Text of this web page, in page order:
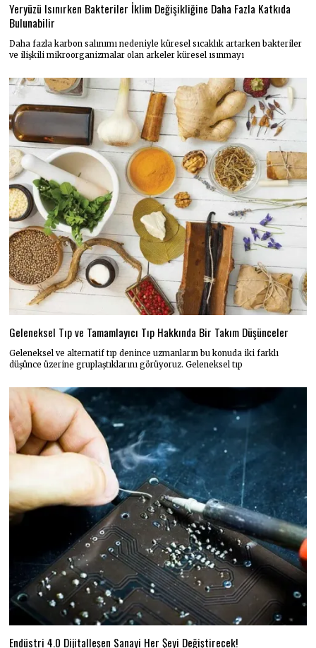
Yeryüzü Isınırken Bakteriler İklim Değişikliğine Daha Fazla Katkıda
Bulunabilir
Daha fazla karbon salınımı nedeniyle küresel sıcaklık artarken bakteriler
ve ilişkili mikroorganizmalar olan arkeler küresel ısınmayı
Geleneksel Tıp ve Tamamlayıcı Tıp Hakkında Bir Takım Düşünceler
Geleneksel ve alternatif tıp denince uzmanların bu konuda iki farklı
düşünce üzerine gruplaştıklarını görüyoruz. Geleneksel tıp
Endüstri 4.0 Dijitalleşen Sanayi Her Şeyi Değiştirecek!